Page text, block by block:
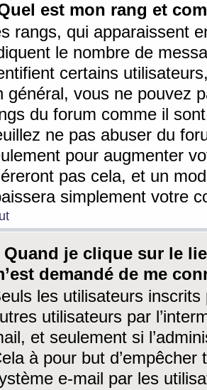
est mon rang et
rangs, qui apparaissent
le nombre de
certains
général, vous ne pouvez
du forum comme il
ne pas abuser du
pour augmenter
pas cela, et un
simplement votre
Quand je clique sur le
demandé de me
les utilisateurs
utilisateurs par
et seulement si
à pour but
e-mail par les